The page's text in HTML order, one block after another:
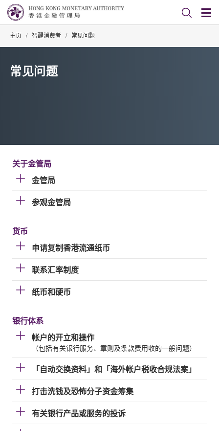
主页 / 智醒消费者 / 常见问题
常见问题
关于金管局
金管局
参观金管局
货币
申请复制香港流通纸币
联系汇率制度
纸币和硬币
银行体系
帐户的开立和操作
（包括有关银行服务、章则及条款费用收的一般问题）
「自动交换资料」和「海外帐户税收合规法案」
打击洗钱及恐怖分子资金筹集
有关银行产品或服务的投诉